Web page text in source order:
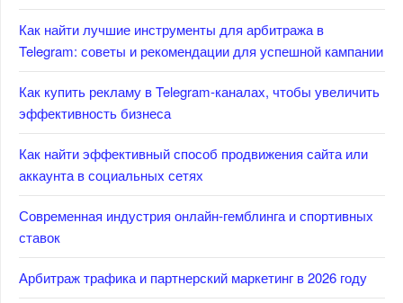
Как найти лучшие инструменты для арбитража в
Telegram: советы и рекомендации для успешной кампании
Как купить рекламу в Telegram-каналах, чтобы увеличить
эффективность бизнеса
Как найти эффективный способ продвижения сайта или
аккаунта в социальных сетях
Современная индустрия онлайн-гемблинга и спортивных
ставок
Арбитраж трафика и партнерский маркетинг в 2026 году